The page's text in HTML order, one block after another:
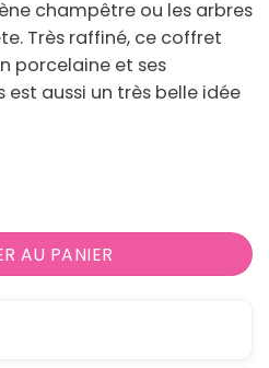
champêtre ou les arbres
Très raffiné, ce coffret
porcelaine et ses
aussi un très belle idée
Expresso avec
AU PANIER